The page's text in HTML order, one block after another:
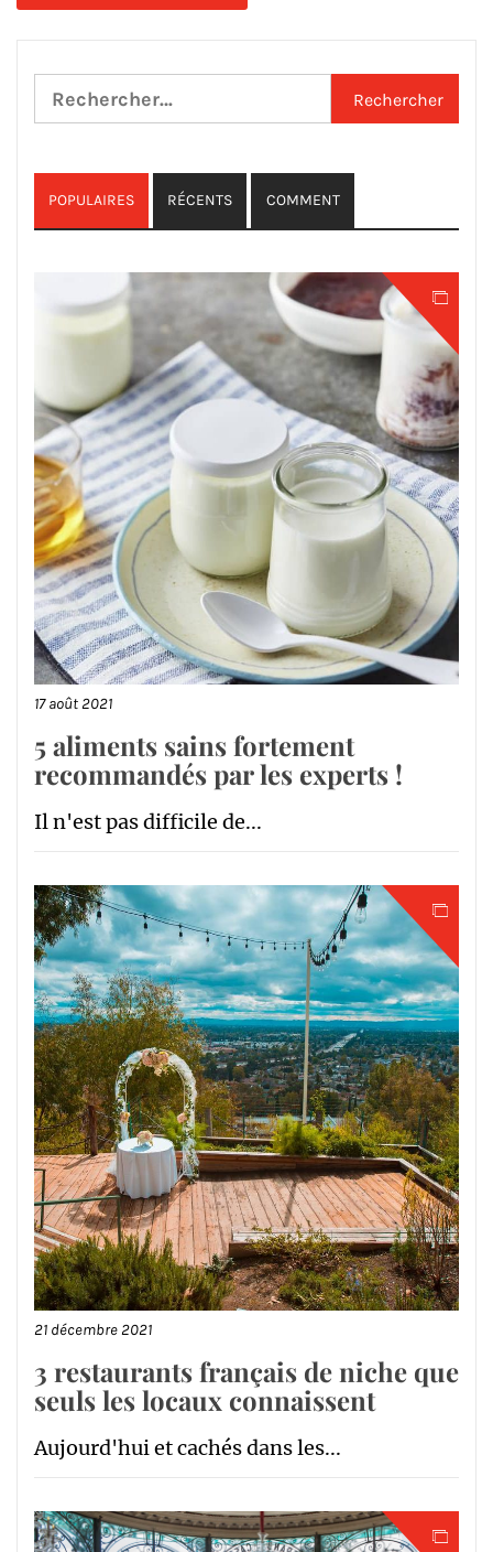
Rechercher :
POPULAIRES RÉCENTS COMMENT
17 août 2021
5 aliments sains fortement
recommandés par les experts !
Il n'est pas difficile de...
21 décembre 2021
3 restaurants français de niche que
seuls les locaux connaissent
Aujourd'hui et cachés dans les...